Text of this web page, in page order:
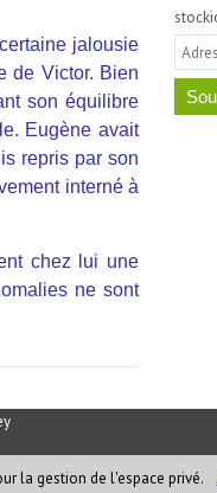
jalousie
de Victor. Bien
son équilibre
Eugène avait
repris par son
interné à
chez lui une
ne sont
A
d
la gestion de l'espace privé.